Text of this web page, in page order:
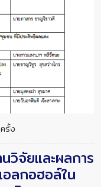
รั้ง
วิจัยและผลการ
อลกอฮอล์ใน